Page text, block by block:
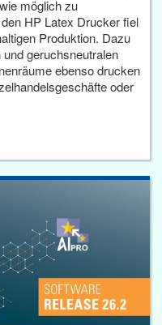
möglich zu
HP Latex Drucker fiel
Produktion. Dazu
geruchsneutralen
ebenso drucken
oder